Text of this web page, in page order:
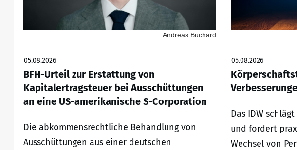
Andreas Buchard
05.08.2026
BFH-Urteil zur Erstattung von
Kapitalertragsteuer bei Ausschüttungen
an eine US-amerikanische S-Corporation
Die abkommensrechtliche Behandlung von
Ausschüttungen aus einer deutschen
05.08.2026
Das IDW
und fordert
Wechsel von